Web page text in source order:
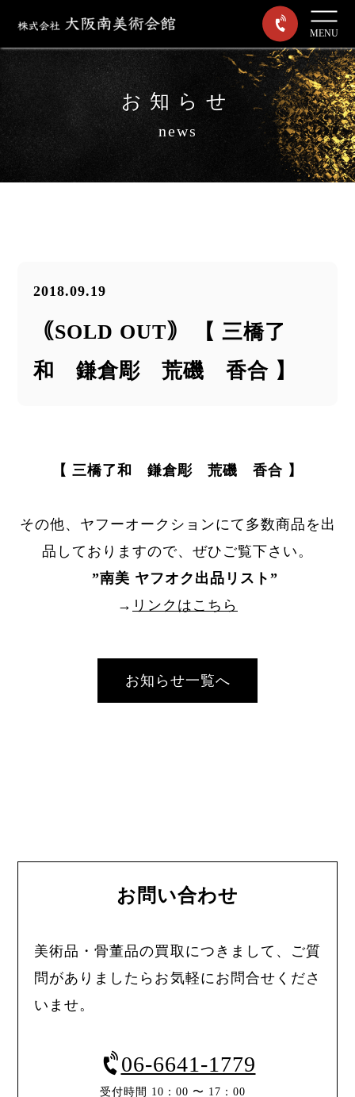
MENU
お知らせ
news
2018.09.19
｟SOLD OUT｠ 【 三橋了
和 鎌倉彫 荒磯 香合 】
【 三橋了和 鎌倉彫 荒磯 香合 】
その他、ヤフーオークションにて多数商品を出
品しておりますので、ぜひご覧下さい。
”南美 ヤフオク出品リスト ”
→ リンクはこちら
お知らせ一覧へ
お問い合わせ
美術品・骨董品の買取につきまして、ご質
問がありましたらお気軽にお問合せくださ
いませ。
06-6641-1779
受付時間 10：00 〜 17：00